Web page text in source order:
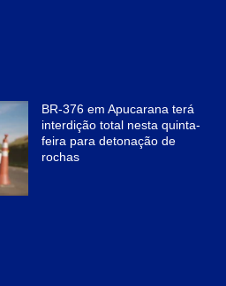
BR-376 em Apucarana terá
interdição total nesta quinta-
feira para detonação de
rochas